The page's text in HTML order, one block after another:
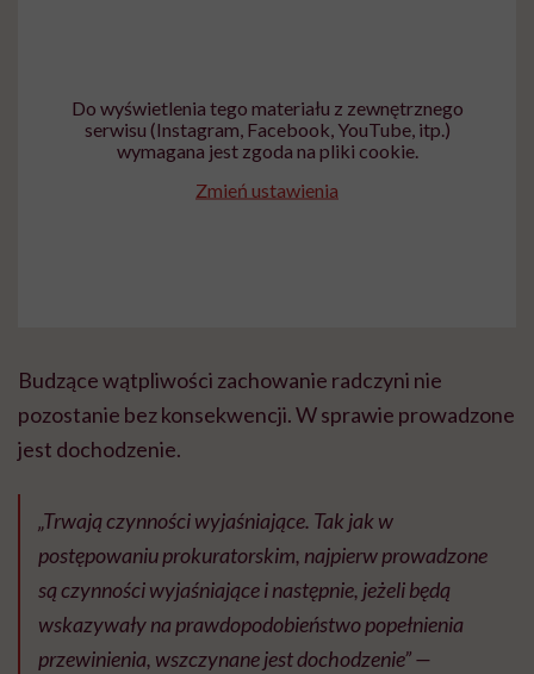
Do wyświetlenia tego materiału z zewnętrznego
serwisu (Instagram, Facebook, YouTube, itp.)
wymagana jest zgoda na pliki cookie.
Zmień ustawienia
Budzące wątpliwości zachowanie radczyni nie
pozostanie bez konsekwencji. W sprawie prowadzone
jest dochodzenie.
„Trwają czynności wyjaśniające. Tak jak w
postępowaniu prokuratorskim, najpierw prowadzone
są czynności wyjaśniające i następnie, jeżeli będą
wskazywały na prawdopodobieństwo popełnienia
przewinienia, wszczynane jest dochodzenie” —